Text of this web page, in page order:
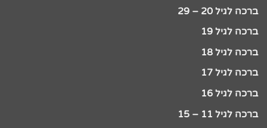
ברכה לגיל 20 – 29
ברכה לגיל 19
ברכה לגיל 18
ברכה לגיל 17
ברכה לגיל 16
ברכה לגיל 11 – 15